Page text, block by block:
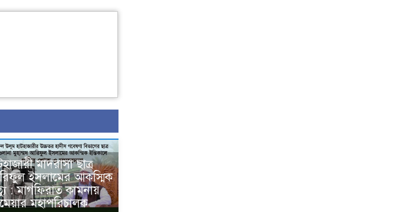
মাদরাসা ছাত্র
ইসলামের আকস্মিক
: মাগফিরাত কামনায়
মহাপরিচালক